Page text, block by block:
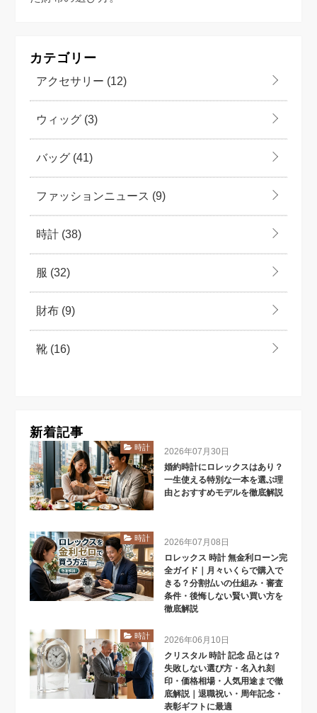
カテゴリー
アクセサリー (12)
ウィッグ (3)
バッグ (41)
ファッションニュース (9)
時計 (38)
服 (32)
財布 (9)
靴 (16)
新着記事
時計
2026年07月30日
婚約時計にロレックスはあり？
一生使える特別な一本を選ぶ理
由とおすすめモデルを徹底解説
時計
2026年07月08日
ロレックス 時計 無金利ローン完
全ガイド｜月々いくらで購入で
きる？分割払いの仕組み・審査
条件・後悔しない賢い買い方を
徹底解説
時計
2026年06月10日
クリスタル 時計 記念 品とは？
失敗しない選び方・名入れ刻
印・価格相場・人気用途まで徹
底解説｜退職祝い・周年記念・
表彰ギフトに最適